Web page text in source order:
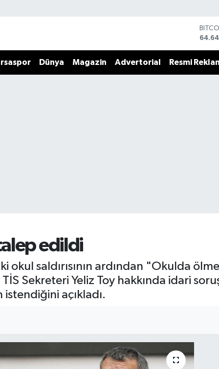
Dünya Magazin Advertorial Resmi
edildi
saldırısının ardından "Okulda
Sekreteri Yeliz Toy hakkında idari
açıkladı.